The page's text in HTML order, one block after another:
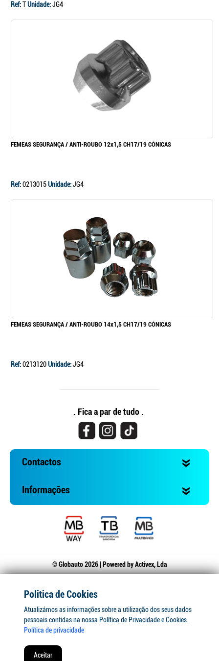
Ref:TUnidade:JG4
FEMEAS SEGURANÇA / ANTI-ROUBO 12x1,5 CH17/19 CÓNICAS
Ref:0213015Unidade:JG4
FEMEAS SEGURANÇA / ANTI-ROUBO 14x1,5 CH17/19 CÓNICAS
Ref:0213120Unidade:JG4
. Fica a par de tudo .
Contactos
Informações
© Globauto 2026 | Powered byActivex, Lda
Politica de Cookies
Atualizámos as informações sobre a utilização dos seus dados
pessoais contidas na nossa Política de Privacidade e Cookies.
Política de privacidade
Aceitar